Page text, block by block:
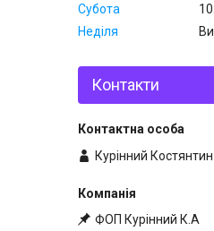
Субота
Неділя
Контакти
Курінний
ФОП Курінний К.А